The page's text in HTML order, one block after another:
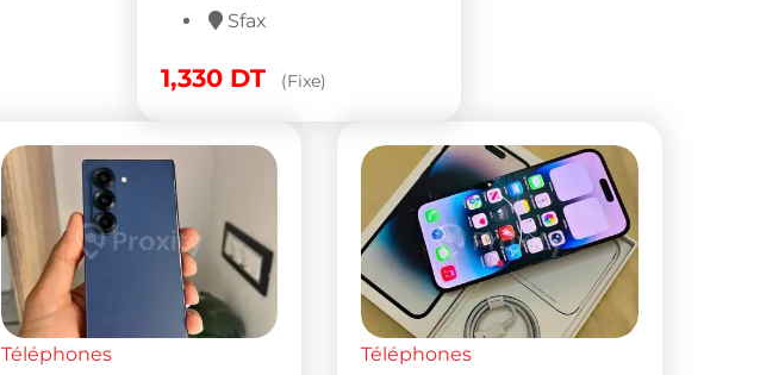
Sfax
1,330 DT (Fixe)
Téléphones Téléphones